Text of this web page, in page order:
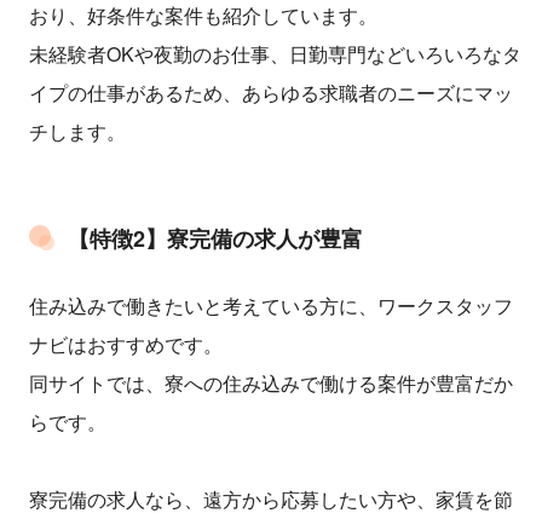
おり、好条件な案件も紹介しています。
未経験者OKや夜勤のお仕事、日勤専門などいろいろなタ
イプの仕事があるため、あらゆる求職者のニーズにマッ
チします。
【特徴2】寮完備の求人が豊富
住み込みで働きたいと考えている方に、ワークスタッフ
ナビはおすすめです。
同サイトでは、寮への住み込みで働ける案件が豊富だか
らです。
寮完備の求人なら、遠方から応募したい方や、家賃を節